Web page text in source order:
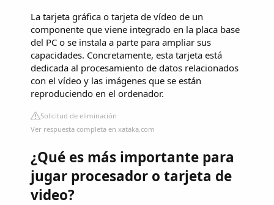
La tarjeta gráfica o tarjeta de vídeo de un
componente que viene integrado en la placa base
del PC o se instala a parte para ampliar sus
capacidades. Concretamente, esta tarjeta está
dedicada al procesamiento de datos relacionados
con el vídeo y las imágenes que se están
reproduciendo en el ordenador.
Solicitud de eliminación
Ver respuesta completa en xataka.com
¿Qué es más importante para
jugar procesador o tarjeta de
video?